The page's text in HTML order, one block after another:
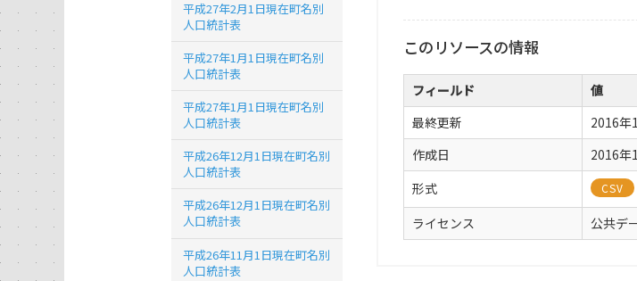
このリソースの情報
フィールド
値
最終更新
2016年
作成日
2016年
形式
CSV
ライセンス 公共デ
平成27年2月1日現在町名別
人口統計表
平成27年1月1日現在町名別
人口統計表
平成27年1月1日現在町名別
人口統計表
平成26年12月1日現在町名別
人口統計表
平成26年12月1日現在町名別
人口統計表
平成26年11月1日現在町名別
人口統計表